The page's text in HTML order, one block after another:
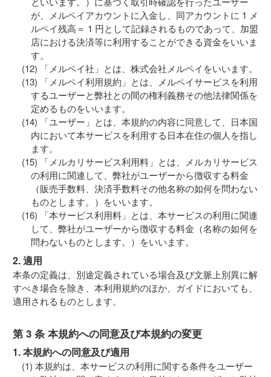
が、メルペイアカウントに入金し、同アカウントに 1 メ
ルペイ残高＝ 1 円として記録されるものであって、加盟
店における決済等に利用することができる資金をいいま
す。
「メルペイ社」とは、株式会社メルペイをいいます。
「メルペイ利用規約」とは、メルペイサービスを利用
するユーザーと弊社との間の権利義務その他法律関係を
定めるものをいいます。
「ユーザー」とは、本規約の内容に同意して、日本国
内において本サービスを利用する日本在住の個人を指し
ます。
「メルカリサービス利用料」とは、メルカリサービス
の利用に関連して、弊社がユーザーから徴収する料金
（販売手数料、決済手数料その他名称の如何を問わない
ものとします。）をいいます。
「本サービス利用料」とは、本サービスの利用に関連
して、弊社がユーザーから徴収する料金（名称の如何を
問わないものとします。）をいいます。
2. 適用
本条の定義は、別途定義されている場合及び文脈上別異に解
すべき場合を除き、本利用規約のほか、ガイドにおいても、
適用されるものとします。
第 3 条 本規約への同意及び本規約の変更
1. 本規約への同意及び適用
本規約は、本サービスの利用に関する条件をユーザー